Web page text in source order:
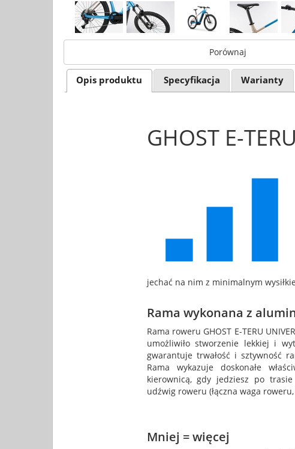
Porównaj
Opis produktu Specyfikacja Warianty
GHOST E-
jechać na nim z minimalnym
Rama wykonana z
Rama roweru GHOST E-TERU
umożliwiło stworzenie lekkiej i
gwarantuje trwałość i sztywność
Rama wykazuje doskonałe
kierownicą, gdy jedziesz po
udźwig roweru (łączna waga
Mniej = więcej